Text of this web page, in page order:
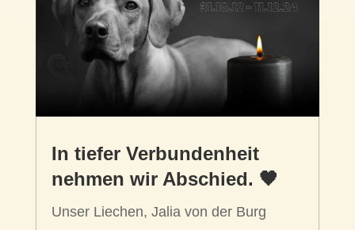
In tiefer Verbundenheit
nehmen wir Abschied. 🖤
Unser Liechen, Jalia von der Burg